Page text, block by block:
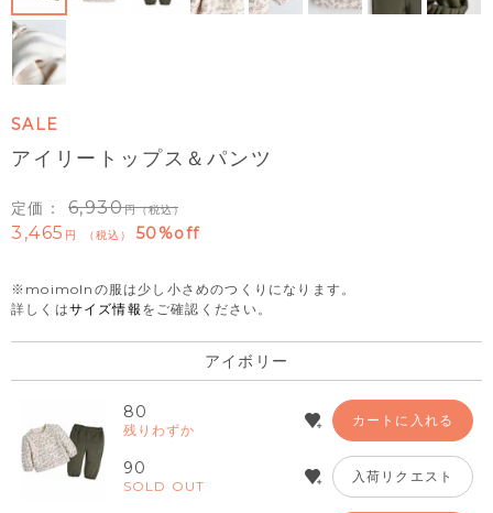
SALE
アイリートップス＆パンツ
定価： 6,930 （税込）
3,465 税込 50%off
※moimolnの服は少し小さめのつくりになります。
詳しくはサイズ情報 をご確認ください。
アイボリー
80
残りわずか
カートに入れる
90
SOLD OUT
入荷リクエスト